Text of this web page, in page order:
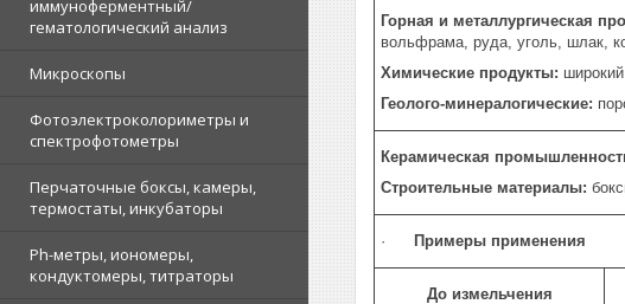
иммуноферментный/
гематологический анализ
Микроскопы
Фотоэлектроколориметры и
спектрофотометры
Перчаточные боксы, камеры,
термостаты, инкубаторы
Ph-метры, иономеры,
кондуктомеры, титраторы
Горная и металлургическая
вольфрама, руда, уголь, шлак,
Химические продукты:
Геолого-минералогические:
Керамическая
Строительные материалы:
· Примеры применения
До измельчения